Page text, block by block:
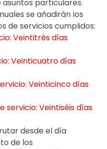
particulares.
se añadirán Ios
de servicios cumpIidos:
Veintitrés días
Veinticuatro días
Veinticinco días
Veintiséis días
desde el día
de los